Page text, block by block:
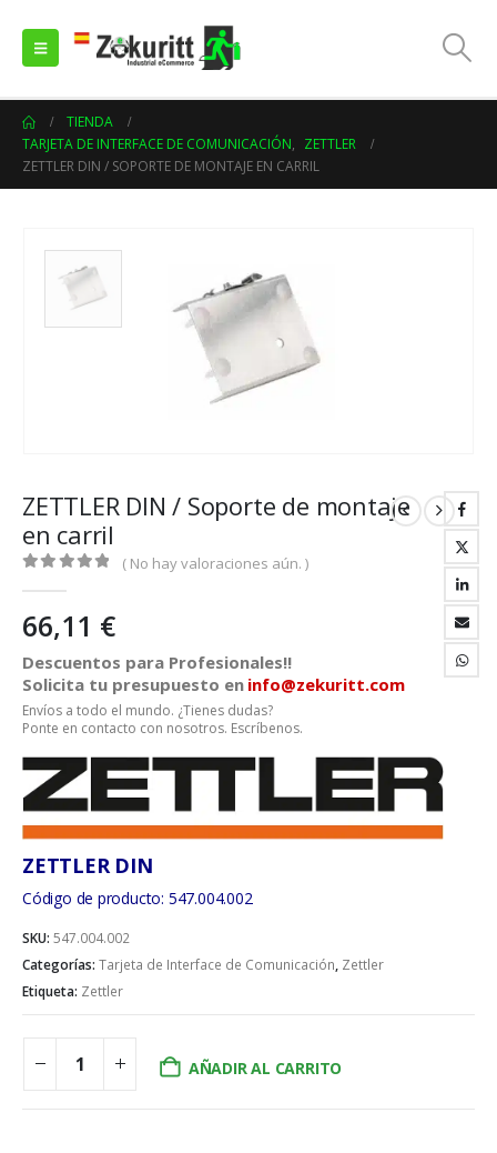
TIENDA
TARJETA DE INTERFACE DE COMUNICACIÓN, ZETTLER
ZETTLER DIN / SOPORTE DE MONTAJE EN CARRIL
ZETTLER DIN / Soporte de montaje
en carril
( No hay valoraciones aún. )
66,11 €
Descuentos para Profesionales!!
Solicita tu presupuesto en info@zekuritt.com
Envíos a todo el mundo. ¿Tienes dudas?
Ponte en contacto con nosotros. Escríbenos.
ZETTLER DIN
Código de producto: 547.004.002
SKU: 547.004.002
Categorías: Tarjeta de Interface de Comunicación, Zettler
Etiqueta: Zettler
AÑADIR AL CARRITO